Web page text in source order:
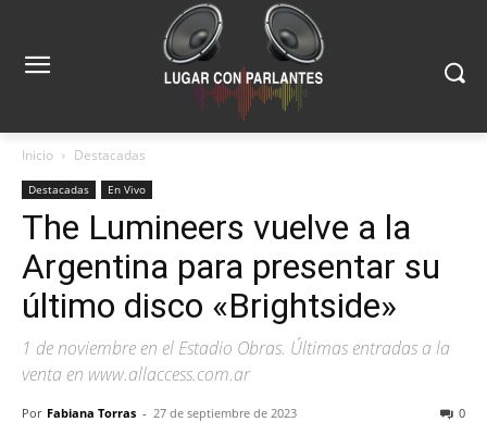
Inicio Destacadas
Destacadas En Vivo
The Lumineers vuelve a la
Argentina para presentar su
último disco «Brightside»
1 de noviembre en el Estadio Obras. Últimas entradas a la
venta en www.allaccess.com.ar
Por Fabiana Torras - 27 de septiembre de 2023 0